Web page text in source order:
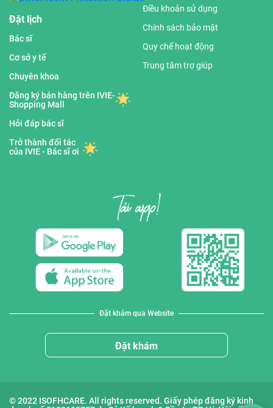
Đặt lịch
Bác sĩ
Cơ sở y tế
Chuyên khoa
Đăng ký bán hàng trên IVIE-
Shopping Mall
Hỏi đáp bác sĩ
Trở thành đối tác
của IVIE - Bác sĩ ơi
Điều khoản sử dụng
Chính sách bảo mật
Quy chế hoạt động
Trung tâm trợ giúp
Đặt khám qua Website
Đặt khám
© 2022 ISOFHCARE. All rights reserved. Giấy phép đăng ký kinh